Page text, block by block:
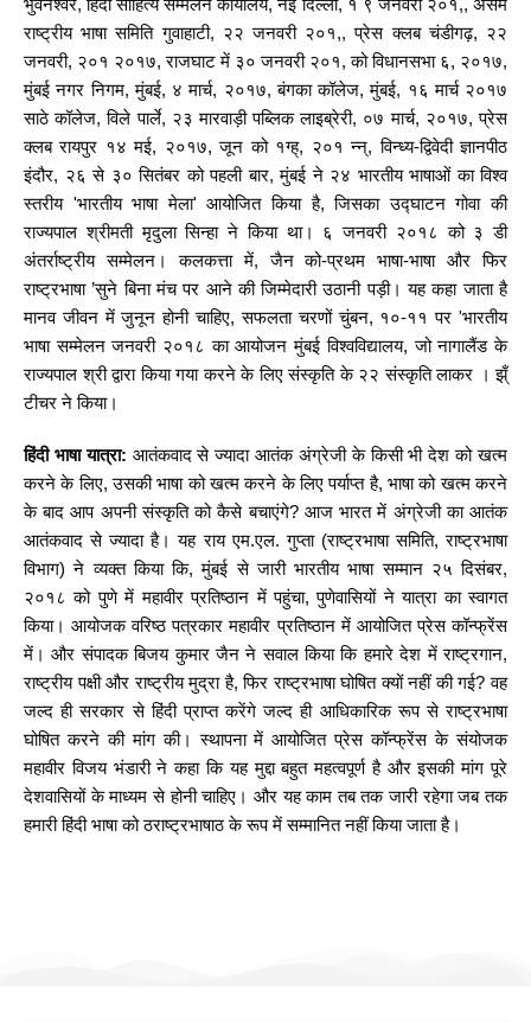
भुवनेश्वर, हिंदी साहित्य सम्मेलन कार्यालय, नई दिल्ली, १ ९ जनवरी २०१,, असम
राष्ट्रीय भाषा समिति गुवाहाटी, २२ जनवरी २०१,, प्रेस क्लब चंडीगढ़, २२
जनवरी, २०१ २०१७, राजघाट में ३० जनवरी २०१, को विधानसभा ६, २०१७,
मुंबई नगर निगम, मुंबई, ४ मार्च, २०१७, बंगका कॉलेज, मुंबई, १६ मार्च २०१७
साठे कॉलेज, विले पार्ले, २३ मारवाड़ी पब्लिक लाइब्रेरी, ०७ मार्च, २०१७, प्रेस
क्लब रायपुर १४ मई, २०१७, जून को १ग्ह्, २०१ न्न्, विन्ध्य-द्विवेदी ज्ञानपीठ
इंदौर, २६ से ३० सितंबर को पहली बार, मुंबई ने २४ भारतीय भाषाओं का विश्व
स्तरीय 'भारतीय भाषा मेला' आयोजित किया है, जिसका उद्घाटन गोवा की
राज्यपाल श्रीमती मृदुला सिन्हा ने किया था। ६ जनवरी २०१८ को ३ डी
अंतर्राष्ट्रीय सम्मेलन। कलकत्ता में, जैन को-प्रथम भाषा-भाषा और फिर
राष्ट्रभाषा ’सुने बिना मंच पर आने की जिम्मेदारी उठानी पड़ी। यह कहा जाता है
मानव जीवन में जुनून होनी चाहिए, सफलता चरणों चुंबन, १०-११ पर 'भारतीय
भाषा सम्मेलन जनवरी २०१८ का आयोजन मुंबई विश्वविद्यालय, जो नागालैंड के
राज्यपाल श्री द्वारा किया गया करने के लिए संस्कृति के २२ संस्कृति लाकर । झ्ँ
टीचर ने किया।
हिंदी भाषा यात्रा: आतंकवाद से ज्यादा आतंक अंग्रेजी के किसी भी देश को खत्म
करने के लिए, उसकी भाषा को खत्म करने के लिए पर्याप्त है, भाषा को खत्म करने
के बाद आप अपनी संस्कृति को कैसे बचाएंगे? आज भारत में अंग्रेजी का आतंक
आतंकवाद से ज्यादा है। यह राय एम.एल. गुप्ता (राष्ट्रभाषा समिति, राष्ट्रभाषा
विभाग) ने व्यक्त किया कि, मुंबई से जारी भारतीय भाषा सम्मान २५ दिसंबर,
२०१८ को पुणे में महावीर प्रतिष्ठान में पहुंचा, पुणेवासियों ने यात्रा का स्वागत
किया। आयोजक वरिष्ठ पत्रकार महावीर प्रतिष्ठान में आयोजित प्रेस कॉन्फ्रेंस
में। और संपादक बिजय कुमार जैन ने सवाल किया कि हमारे देश में राष्ट्रगान,
राष्ट्रीय पक्षी और राष्ट्रीय मुद्रा है, फिर राष्ट्रभाषा घोषित क्यों नहीं की गई? वह
जल्द ही सरकार से हिंदी प्राप्त करेंगे जल्द ही आधिकारिक रूप से राष्ट्रभाषा
घोषित करने की मांग की। स्थापना में आयोजित प्रेस कॉन्फ्रेंस के संयोजक
महावीर विजय भंडारी ने कहा कि यह मुद्दा बहुत महत्वपूर्ण है और इसकी मांग पूरे
देशवासियों के माध्यम से होनी चाहिए। और यह काम तब तक जारी रहेगा जब तक
हमारी हिंदी भाषा को ठराष्ट्रभाषाठ के रूप में सम्मानित नहीं किया जाता है।